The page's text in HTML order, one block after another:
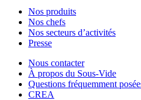
Nos produits
Nos chefs
Nos secteurs d’activités
Presse
Nous contacter
À propos du Sous-Vide
Questions fréquemment
CREA